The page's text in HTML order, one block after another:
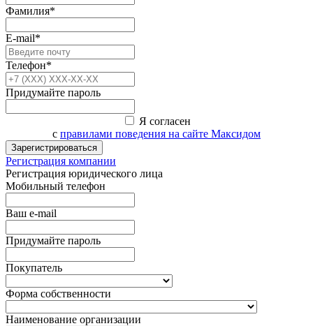
Фамилия*
E-mail*
Телефон*
Придумайте пароль
Я согласен
с правилами поведения на сайте Максидом
Зарегистрироваться
Регистрация компании
Регистрация юридического лица
Мобильный телефон
Ваш e-mail
Придумайте пароль
Покупатель
Форма собственности
Наименование организации